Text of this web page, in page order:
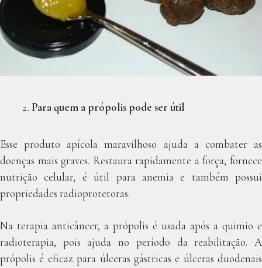
Para quem a própolis pode ser útil
Esse produto apícola maravilhoso ajuda a combater as
doenças mais graves. Restaura rapidamente a força, fornece
nutrição celular, é útil para anemia e também possui
propriedades radioprotetoras.
Na terapia anticâncer, a própolis é usada após a quimio e
radioterapia, pois ajuda no período da reabilitação. A
própolis é eficaz para úlceras gástricas e úlceras duodenais